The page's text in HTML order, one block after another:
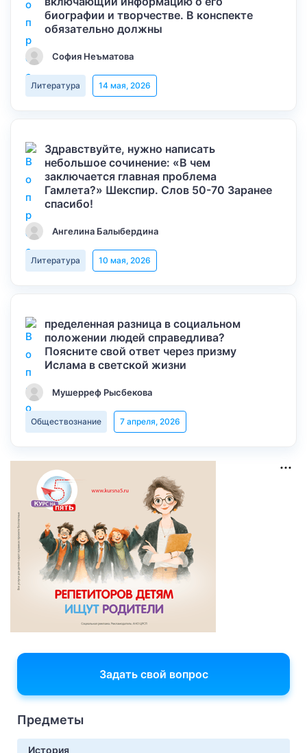
биографии и творчестве. В конспекте
обязательно должны
София Неъматова
Литература 14 мая, 2026
Здравствуйте, нужно написать
небольшое сочинение: «В чем
заключается главная проблема
Гамлета?» Шекспир. Слов 50-70 Заранее
спасибо!
Ангелина Балыбердина
Литература 10 мая, 2026
пределенная разница в социальном
положении людей справедлива?
Поясните свой ответ через призму
Ислама в светской жизни
Мушерреф Рысбекова
Обществознание 7 апреля, 2026
Задать свой вопрос
Предметы
История